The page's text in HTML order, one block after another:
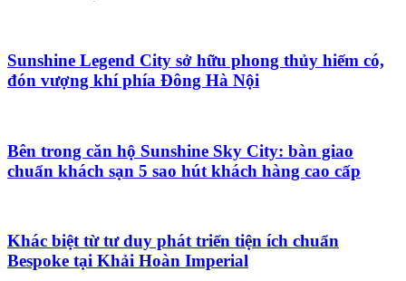
Sunshine Legend City sở hữu phong thủy hiếm có,
đón vượng khí phía Đông Hà Nội
Bên trong căn hộ Sunshine Sky City: bàn giao
chuẩn khách sạn 5 sao hút khách hàng cao cấp
Khác biệt từ tư duy phát triển tiện ích chuẩn
Bespoke tại Khải Hoàn Imperial